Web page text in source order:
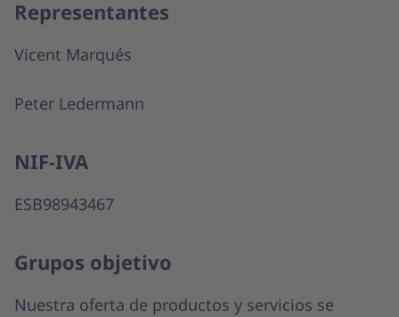
Representantes
Vicent Marqués
Peter Ledermann
NIF-IVA
ESB98943467
Grupos objetivo
Nuestra oferta de productos y servicios se